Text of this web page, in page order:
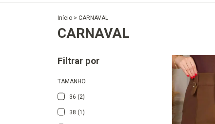
Início > CARNAVAL
CARNAVAL
Filtrar por
TAMANHO
36 (2)
38 (1)